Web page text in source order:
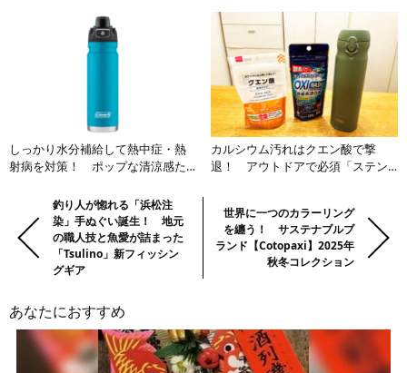
しっかり水分補給して熱中症・熱
射病を対策！ ポップな清涼感た
スボトルが手放せない
カルシウム汚れはクエン酸で撃
退！ アウトドアで必須「ステン
の
の
Previous:釣り人が惚れる「浜松注
染」手ぬぐい誕生！ 地元
の職人技と魚愛が詰まった
「Tsulino」新フィッシン
グギア
Next:世界に一つのカラーリング
を纏う！ サステナブルブ
ランド【Cotopaxi】2025年
秋冬コレクション
あなたにおすすめ